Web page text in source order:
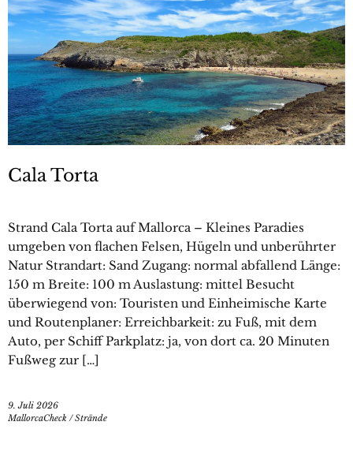
Cala Torta
Strand Cala Torta auf Mallorca – Kleines Paradies
umgeben von flachen Felsen, Hügeln und unberührter
Natur Strandart: Sand Zugang: normal abfallend Länge:
150 m Breite: 100 m Auslastung: mittel Besucht
überwiegend von: Touristen und Einheimische Karte
und Routenplaner: Erreichbarkeit: zu Fuß, mit dem
Auto, per Schiff Parkplatz: ja, von dort ca. 20 Minuten
Fußweg zur […]
9. Juli 2026
MallorcaCheck /Strände